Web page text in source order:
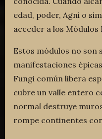
edad, poder, Agni o
acceder a los
Estos módulos no son
manifestaciones
Fungi común libera
cubre un valle entero
normal destruye
rompe continentes